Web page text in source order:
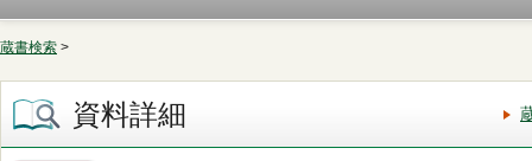
蔵書検索 >
資料詳細